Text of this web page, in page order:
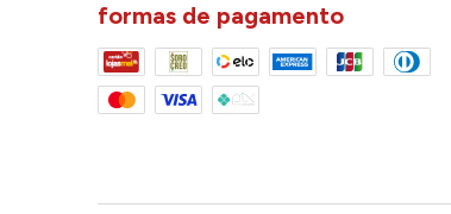
formas de pagamento